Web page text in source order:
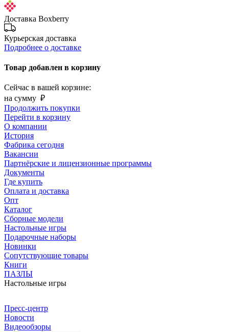
Доставка Boxberry
Курьерская доставка
Подробнее о доставке
Товар добавлен в корзину
Сейчас в вашей корзине:
на сумму ₽
Продолжить покупки
Перейти в корзину
О компании
История
Фабрика сегодня
Вакансии
Партнёрские и лицензионные программы
Документы
Где купить
Оплата и доставка
Опт
Каталог
Сборные модели
Настольные игры
Подарочные наборы
Новинки
Сопутствующие товары
Книги
ПАЗЛЫ
Настольные игры
Пресс-центр
Новости
Видеообзоры